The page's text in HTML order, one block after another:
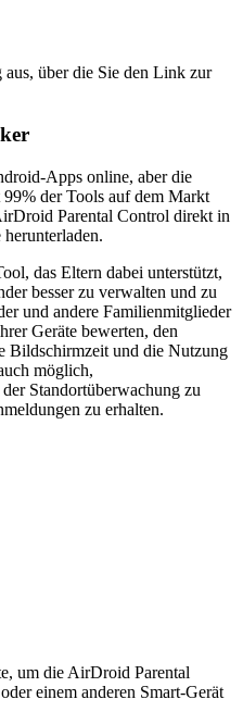
über die Sie den Link zur
Apps online, aber die
der Tools auf dem Markt
Parental Control direkt in
das Eltern dabei unterstützt,
besser zu verwalten und zu
und andere Familienmitglieder
Geräte bewerten, den
Bildschirmzeit und die Nutzung
möglich,
Standortüberwachung zu
zu erhalten.
um die AirDroid Parental
einem anderen Smart-Gerät